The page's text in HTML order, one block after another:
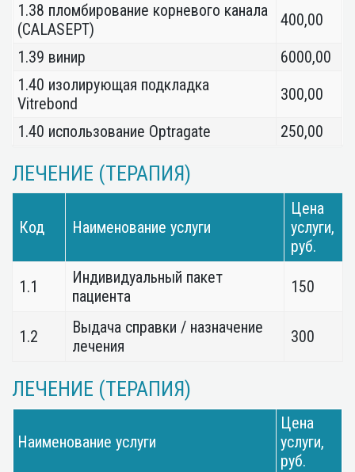
1.38 пломбирование корневого канала
(CALASEPT)
400,00
1.39 винир
6000,00
1.40 изолирующая подкладка
Vitrebond
300,00
1.40 использование Optragate
250,00
ЛЕЧЕНИЕ (ТЕРАПИЯ)
Код Наименование услуги
Цена
услуги,
руб.
1.1
Индивидуальный пакет
пациента
150
1.2
Выдача справки / назначение
лечения
300
ЛЕЧЕНИЕ (ТЕРАПИЯ)
Наименование услуги
Цена
услуги,
руб.